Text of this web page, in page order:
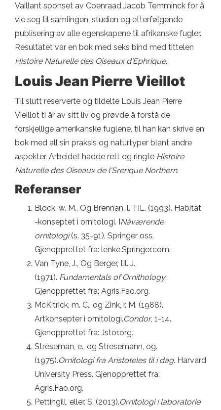
Vaillant sponset av Coenraad Jacob Temminck for å
vie seg til samlingen, studien og etterfølgende
publisering av alle egenskapene til afrikanske fugler.
Resultatet var en bok med seks bind med tittelen
Histoire Naturelle des Oiseaux d'Ephrique.
Louis Jean Pierre Vieillot
Til slutt reserverte og tildelte Louis Jean Pierre
Vieillot ti år av sitt liv og prøvde å forstå de
forskjellige amerikanske fuglene, til han kan skrive en
bok med all sin praksis og naturtyper blant andre
aspekter. Arbeidet hadde rett og ringte Histoire
Naturelle des Oiseaux de l'Srerique Northern.
Referanser
Block, w. M., Og Brennan, l. TIL. (1993). Habitat
-konseptet i ornitologi. INåværende
ornitologi(s. 35-91). Springer oss.
Gjenopprettet fra: lenke.Springer.com.
Van Tyne, J., Og Berger, til. J.
(1971). Fundamentals of Ornithology.
Gjenopprettet fra: Agris.Fao.org.
McKitrick, m. C., og Zink, r. M. (1988).
Artkonsepter i ornitologi.Condor, 1-14.
Gjenopprettet fra: Jstor.org.
Streseman, e., og Stresemann, og.
(1975).Ornitologi fra Aristoteles til i dag. Harvard
University Press. Gjenopprettet fra:
Agris.Fao.org.
Pettingill, eller. S. (2013).Ornitologi i laboratorie